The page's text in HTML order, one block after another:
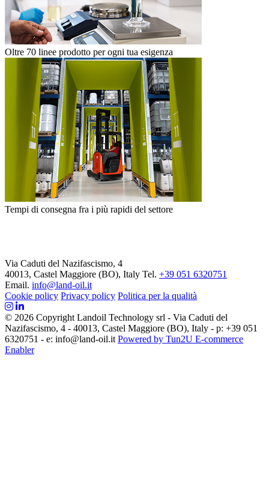
Oltre 70 linee prodotto per ogni tua esigenza
Tempi di consegna fra i più rapidi del settore
Via Caduti del Nazifascismo, 4
40013, Castel Maggiore (BO), Italy Tel. +39 051 6320751
Email. info@land-oil.it
Cookie policy Privacy policy Politica per la qualità
© 2026 Copyright Landoil Technology srl - Via Caduti del
Nazifascismo, 4 - 40013, Castel Maggiore (BO), Italy - p: +39 051
6320751 - e: info@land-oil.it Powered by Tun2U E-commerce
Enabler